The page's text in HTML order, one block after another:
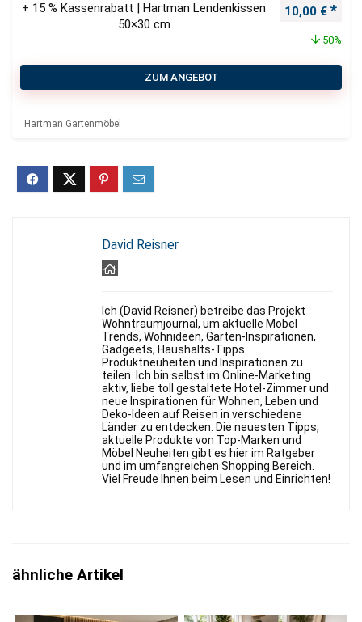
+ 15 % Kassenrabatt | Hartman Lendenkissen
50×30 cm
10,00 €
50%
ZUM ANGEBOT
Hartman Gartenmöbel
David Reisner
Ich (David Reisner) betreibe das Projekt
Wohntraumjournal, um aktuelle Möbel
Trends, Wohnideen, Garten-Inspirationen,
Gadgeets, Haushalts-Tipps
Produktneuheiten und Inspirationen zu
teilen. Ich bin selbst im Online-Marketing
aktiv, liebe toll gestaltete Hotel-Zimmer und
neue Inspirationen für Wohnen, Leben und
Deko-Ideen auf Reisen in verschiedene
Länder zu entdecken. Die neuesten Tipps,
aktuelle Produkte von Top-Marken und
Möbel Neuheiten gibt es hier im Ratgeber
und im umfangreichen Shopping Bereich.
Viel Freude Ihnen beim Lesen und Einrichten!
ähnliche Artikel